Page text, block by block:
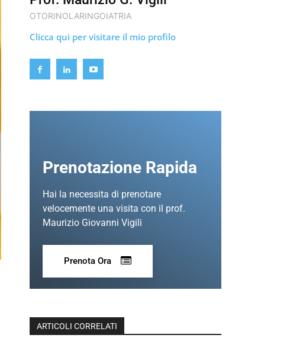
OTORINOLARINGOIATRIA
Clicca qui per visitare il mio profilo
Prenotazione Rapida
Hai la necessita di prenotare
velocemente una visita con il prof.
Maurizio Giovanni Vigili
Prenota Ora
ARTICOLI CORRELATI